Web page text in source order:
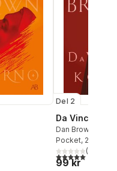
Del 2
Da Vinci-
Dan Brown
Pocket, 2025
5,0utav 5(
99 kr